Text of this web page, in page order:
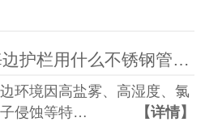
海边护栏用什么不锈钢管？316L vs 304 实际应用对比
环境因高盐雾、高湿度、氯
侵蚀等特…
【详情】